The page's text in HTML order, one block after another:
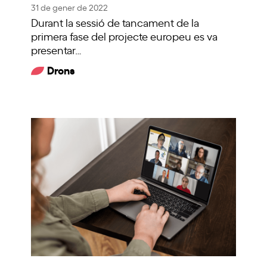
31 de gener de 2022
Durant la sessió de tancament de la
primera fase del projecte europeu es va
presentar…
Drons